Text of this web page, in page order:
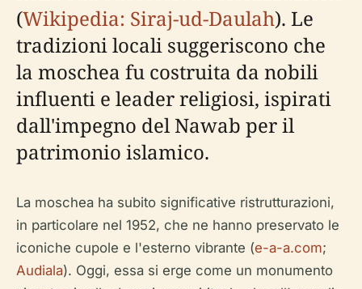
(Wikipedia: Siraj-ud-Daulah). Le
tradizioni locali suggeriscono che
la moschea fu costruita da nobili
influenti e leader religiosi, ispirati
dall'impegno del Nawab per il
patrimonio islamico.
La moschea ha subito significative ristrutturazioni,
in particolare nel 1952, che ne hanno preservato le
iconiche cupole e l'esterno vibrante (e-a-a.com;
Audiala). Oggi, essa si erge come un monumento